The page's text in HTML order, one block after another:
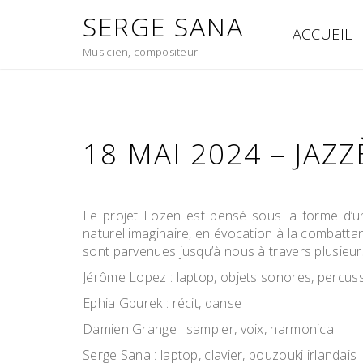
SERGE SANA
Musicien, compositeur
ACCUEIL
18 MAI 2024 –
Le projet Lozen est pensé sous la forme
naturel imaginaire, en évocation à la
sont parvenues jusqu’à nous à travers
Jérôme Lopez : laptop, objets sonores,
Ephia Gburek : récit, danse
Damien Grange : sampler, voix, harmonica
Serge Sana : laptop, clavier, bouzouki irlandais